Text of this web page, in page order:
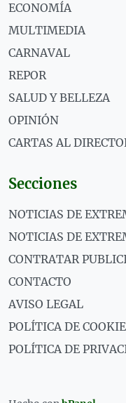
ECONOMÍA
MULTIMEDIA
CARNAVAL
REPOR
SALUD Y BELLEZA
OPINIÓN
CARTAS AL
Secciones
NOTICIAS DE
NOTICIAS DE
CONTRATAR
CONTACTO
AVISO LEGAL
POLÍTICA DE
POLÍTICA DE